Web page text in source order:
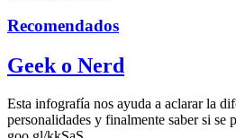
Recomendados
Geek o Nerd
Esta infografía nos ayuda a aclarar la
personalidades y finalmente saber si se